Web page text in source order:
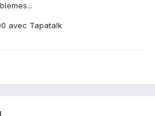
avec Tapatalk